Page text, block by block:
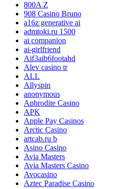
800A Z
908 Casino Bruno
a16z generative ai
admtoki.ru 1500
ai companion
ai-girlfriend
Aif3aib6footahd
Alev casino tr
ALL
Allyspin
anonymous
Aphrodite Casino
APK
Apple Pay Casinos
Arctic Casino
artcab.ru b
Asino Casino
Avia Masters
Avia Masters Casino
Avocasino
Aztec Paradise Casino